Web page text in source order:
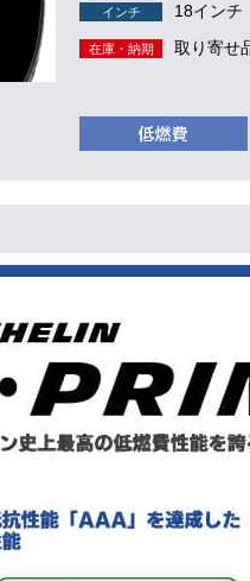
インチ 18インチ
在庫・納期 取り寄せ